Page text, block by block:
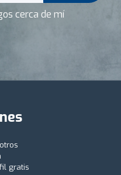
cerca de mí
gratis